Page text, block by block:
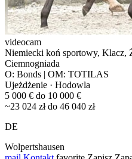
videocam
Niemiecki koń sportowy, Klacz,
Ciemnogniada
O: Bonds | OM: TOTILAS
Ujeżdżenie · Hodowla
5 000 € do 10 000 €
~23 024 zł do 46 040 zł
DE
Wolpertshausen